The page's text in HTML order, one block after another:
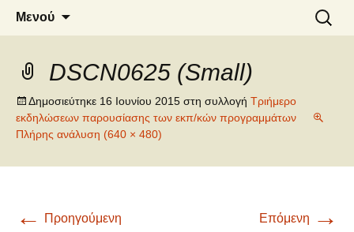
6o ΔΗΜΟΤΙΚΟ ΣΧΟΛΕΙΟ
ΝΑΟΥΣΑΣ
Μενού
για:
DSCN0625 (Small)
Δημοσιεύτηκε 16 Ιουνίου 2015 στη συλλογή Τριήμερο
εκδηλώσεων παρουσίασης των εκπ/κών προγραμμάτων
Πλήρης ανάλυση (640 × 480)
← Προηγούμενη Επόμενη →